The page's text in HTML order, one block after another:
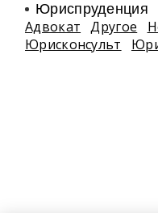
Юриспруденция
Адвокат Другое
Юрисконсульт